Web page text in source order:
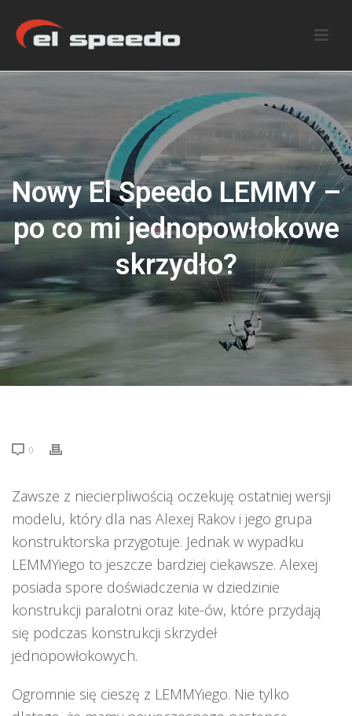
Nowy El Speedo LEMMY –
po co mi jednopowłokowe
skrzydło?
0
Zawsze z niecierpliwością oczekuję ostatniej wersji
modelu, który dla nas Alexej Rakov i jego grupa
konstruktorska przygotuje. Jednak w wypadku
LEMMYiego to jeszcze bardziej ciekawsze. Alexej
posiada spore doświadczenia w dziedzinie
konstrukcji paralotni oraz kite-ów, które przydają
się podczas konstrukcji skrzydeł
jednopowłokowych.
Ogromnie się cieszę z LEMMYiego. Nie tylko